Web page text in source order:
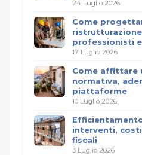
24 Luglio 2026
Come
professionisti
17 Luglio 2026
Come affittare
normativa,
piattaforme
10 Luglio 2026
interventi,
fiscali
3 Luglio 2026